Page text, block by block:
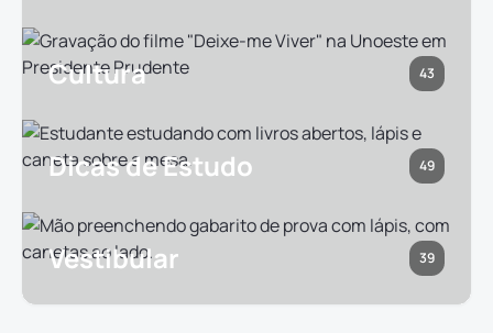
Cultura 43
Dicas de Estudo 49
Vestibular 39